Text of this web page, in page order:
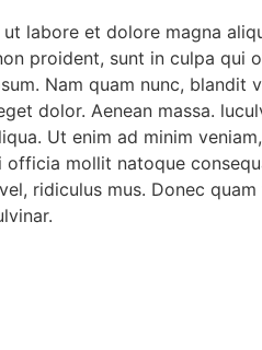
labore et dolore magna
proident, sunt in culpa qui
Nam quam nunc, blandit
dolor. Aenean massa.
Ut enim ad minim
mollit natoque
ridiculus mus. Donec